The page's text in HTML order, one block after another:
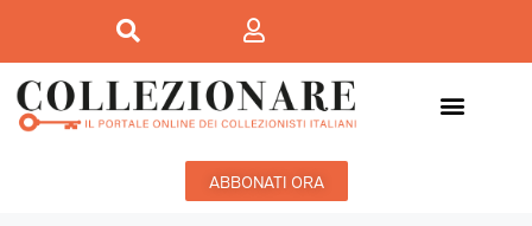
ABBONATI ORA